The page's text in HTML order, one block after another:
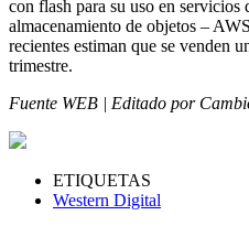
con flash para su uso en servicios
almacenamiento de objetos –
recientes estiman que se venden
trimestre.
Fuente WEB | Editado por
ETIQUETAS
Western Digital